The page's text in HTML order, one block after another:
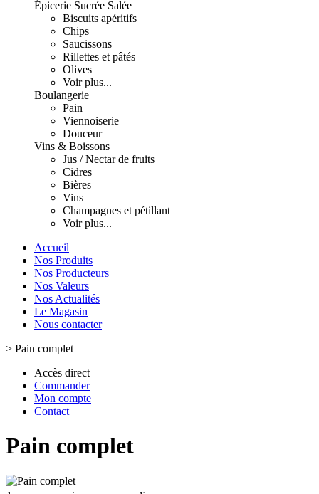
Épicerie Sucrée Salée
Biscuits apéritifs
Chips
Saucissons
Rillettes et pâtés
Olives
Voir plus...
Boulangerie
Pain
Viennoiserie
Douceur
Vins & Boissons
Jus / Nectar de fruits
Cidres
Bières
Vins
Champagnes et pétillant
Voir plus...
Accueil
Nos Produits
Nos Producteurs
Nos Valeurs
Nos Actualités
Le Magasin
Nous contacter
> Pain complet
Accès direct
Commander
Mon compte
Contact
Pain complet